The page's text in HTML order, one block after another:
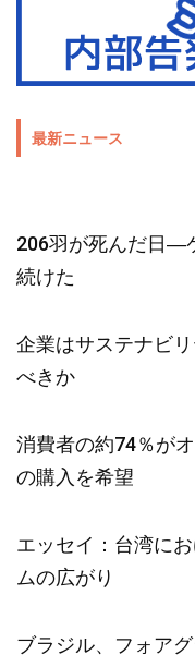
最新ニュース
206羽が死んだ日―
続けた
企業はサステナビ
べきか
消費者の約74％が
の購入を希望
エッセイ：台湾に
ムの広がり
ブラジル、フォア